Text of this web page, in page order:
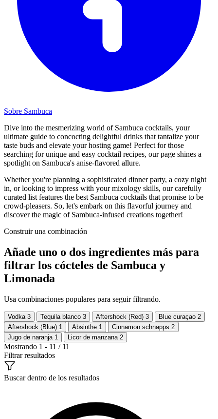
Sobre Sambuca
Dive into the mesmerizing world of Sambuca cocktails, your
ultimate guide to concocting delightful drinks that tantalize your
taste buds and elevate your hosting game! Perfect for those
searching for unique and easy cocktail recipes, our page shines a
spotlight on Sambuca's anise-flavored allure.
Whether you're planning a sophisticated dinner party, a cozy night
in, or looking to impress with your mixology skills, our carefully
curated list features the best Sambuca cocktails that promise to be
crowd-pleasers. So, let's embark on this flavorful journey and
discover the magic of Sambuca-infused creations together!
Construir una combinación
Añade uno o dos ingredientes más para
filtrar los cócteles de Sambuca y
Limonada
Usa combinaciones populares para seguir filtrando.
Vodka 3 Tequila blanco 3 Aftershock (Red) 3 Blue curaçao 2
Aftershock (Blue) 1 Absinthe 1 Cinnamon schnapps 2
Jugo de naranja 1 Licor de manzana 2
Mostrando 1 - 11 / 11
Filtrar resultados
Buscar dentro de los resultados